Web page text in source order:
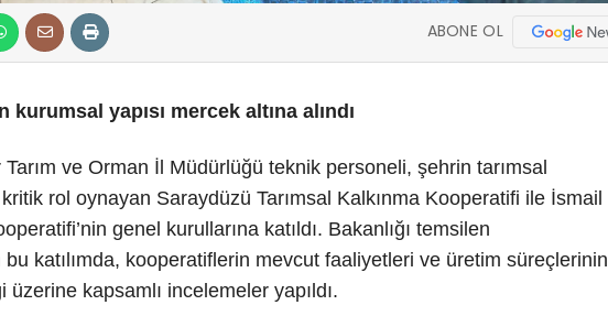
ABONE OL
yapısı mercek altına alındı
ve Orman İl Müdürlüğü teknik personeli, şehrin tarımsal
kritik rol oynayan Saraydüzü Tarımsal Kalkınma Kooperatifi ile İsmail
genel kurullarına katıldı. Bakanlığı temsilen
katılımda, kooperatiflerin mevcut faaliyetleri ve üretim süreçlerinin
üzerine kapsamlı incelemeler yapıldı.